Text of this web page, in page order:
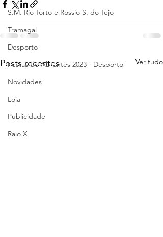
S.M. Rio Torto e Rossio S. do Tejo
Tramagal
Desporto
Festas de Abrantes 2023 - Desporto
Novidades
Loja
Publicidade
Raio X
Posts recentes Ver tudo